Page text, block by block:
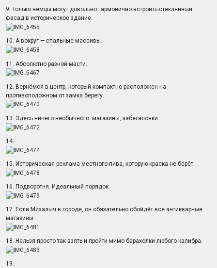
9. Только немцы могут довольно гармонично встроить стеклянный
фасад в историческое здание.
10. А вокруг — спальные массивы.
11. Абсолютно разной масти.
12. Вернёмся в центр, который компактно расположен на
противоположном от замка берегу.
13. Здесь ничего необычного: магазины, забегаловки.
14.
15. Историческая реклама местного пива, которую краска не берёт.
16. Подворотня. Идеальный порядок.
17. Если Михалыч в городе, он обязательно обойдёт все антикварные
магазины.
18. Нельзя просто так взять и пройти мимо барахолки любого калибра.
19.